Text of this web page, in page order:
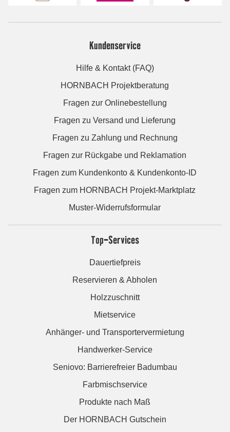
Kundenservice
Hilfe & Kontakt (FAQ)
HORNBACH Projektberatung
Fragen zur Onlinebestellung
Fragen zu Versand und Lieferung
Fragen zu Zahlung und Rechnung
Fragen zur Rückgabe und Reklamation
Fragen zum Kundenkonto & Kundenkonto-ID
Fragen zum HORNBACH Projekt-Marktplatz
Muster-Widerrufsformular
Top-Services
Dauertiefpreis
Reservieren & Abholen
Holzzuschnitt
Mietservice
Anhänger- und Transportervermietung
Handwerker-Service
Seniovo: Barrierefreier Badumbau
Farbmischservice
Produkte nach Maß
Der HORNBACH Gutschein